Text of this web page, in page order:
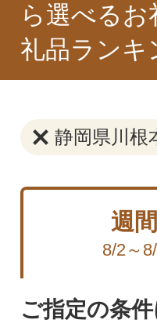
ら選べる
礼品ランキ
静岡県川根
週間
8/2～
ご指定の条